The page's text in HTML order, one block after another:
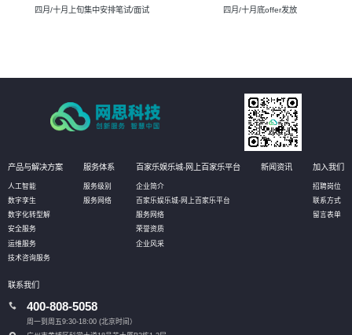
四月/十月上旬集中安排笔试/面试 四月/十月底offer发放
产品与解决方案
人工智能
数字孪生
数字化转型解
安全服务
运维服务
技术咨询服务
服务体系
服务级别
服务网络
百家乐娱乐城-网上百家乐平台
企业简介
百家乐娱乐城-网上百家乐平台
服务网络
荣誉资质
企业风采
新闻资讯 加入我们
招聘岗位
联系方式
留言表单
联系我们
400-808-5058
周一到周五9:30-18:00 (北京时间）